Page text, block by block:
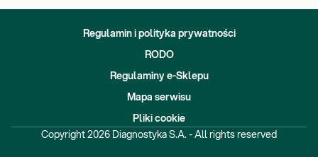
Regulamin i polityka prywatności
RODO
Regulaminy e-Sklepu
Mapa serwisu
Pliki cookie
Copyright 2026 Diagnostyka S.A. - All rights reserved